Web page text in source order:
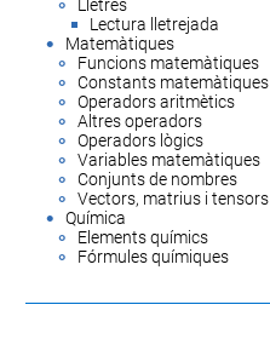
Lletres
Lectura lletrejada
Matemàtiques
Funcions matemàtiques
Constants matemàtiques
Operadors aritmètics
Altres operadors
Operadors lògics
Variables matemàtiques
Conjunts de nombres
Vectors, matrius i tensors
Química
Elements químics
Fórmules químiques